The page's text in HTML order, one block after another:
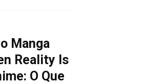
Manga
Reality Is
O Que